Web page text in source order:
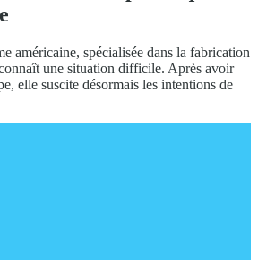
américaine, spécialisée dans la fabrication
une situation difficile. Après avoir
elle suscite désormais les intentions de